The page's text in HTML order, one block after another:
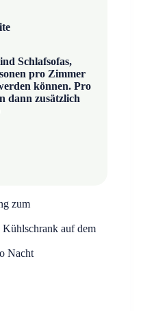
Schlafsofas,
pro Zimmer
können. Pro
dann zusätzlich
zum
auf dem
Nacht